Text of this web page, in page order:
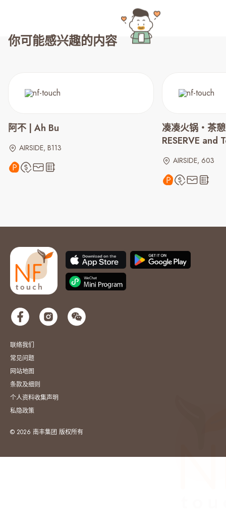
你可能感兴趣的内容
阿不 | Ah Bu
AIRSIDE, B113
凑凑火锅‧茶
RESERVE and
AIRSIDE, 603
联络我们
常见问题
网站地图
条款及细则
个人资料收集声明
私隐政策
© 2026 南丰集团 版权所有